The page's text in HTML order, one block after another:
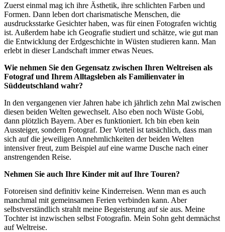
Zuerst einmal mag ich ihre Ästhetik, ihre schlichten Farben und
Formen. Dann leben dort charismatische Menschen, die
ausdrucksstarke Gesichter haben, was für einen Fotografen wichtig
ist. Außerdem habe ich Geografie studiert und schätze, wie gut man
die Entwicklung der Erdgeschichte in Wüsten studieren kann. Man
erlebt in dieser Landschaft immer etwas Neues.
Wie nehmen Sie den Gegensatz zwischen Ihren Weltreisen als
Fotograf und Ihrem Alltagsleben als Familienvater in
Süddeutschland wahr?
In den vergangenen vier Jahren habe ich jährlich zehn Mal zwischen
diesen beiden Welten gewechselt. Also eben noch Wüste Gobi,
dann plötzlich Bayern. Aber es funktioniert. Ich bin eben kein
Aussteiger, sondern Fotograf. Der Vorteil ist tatsächlich, dass man
sich auf die jeweiligen Annehmlichkeiten der beiden Welten
intensiver freut, zum Beispiel auf eine warme Dusche nach einer
anstrengenden Reise.
Nehmen Sie auch Ihre Kinder mit auf Ihre Touren?
Fotoreisen sind definitiv keine Kinderreisen. Wenn man es auch
manchmal mit gemeinsamen Ferien verbinden kann. Aber
selbstverständlich strahlt meine Begeisterung auf sie aus. Meine
Tochter ist inzwischen selbst Fotografin. Mein Sohn geht demnächst
auf Weltreise.